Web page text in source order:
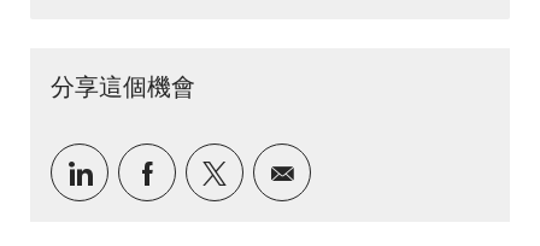
分享這個機會
通過LinkedIn分享
通過Facebook分享
通過推特分享通過電子郵件分享